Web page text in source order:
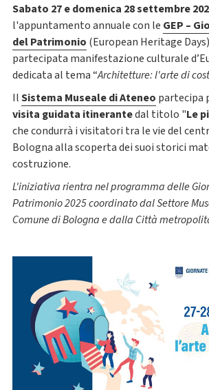
Sabato 27 e domenica 28 settembre
l'appuntamento annuale con le GEP –
del Patrimonio (European Heritage
partecipata manifestazione culturale
dedicata al tema“Architetture: l'arte di
IlSistema Museale di Ateneo partecipa
visita guidata itinerantedal titolo "Le
che condurrà i visitatori tra le vie del
Bologna alla scoperta dei suoi storici
costruzione.
L'iniziativa rientra nel programma delle
Patrimonio 2025 coordinato dal Settore
Comune di Bologna e dalla Città